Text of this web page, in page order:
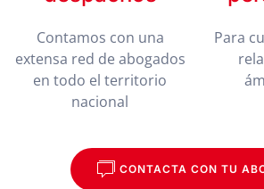
Contamos con una
extensa red de abogados
en todo el territorio
nacional
Para
CONTACTA CON TU